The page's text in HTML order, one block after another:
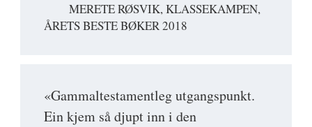
MERETE RØSVIK, KLASSEKAMPEN,
ÅRETS BESTE BØKER 2018
«Gammaltestamentleg utgangspunkt.
Ein kjem så djupt inn i den